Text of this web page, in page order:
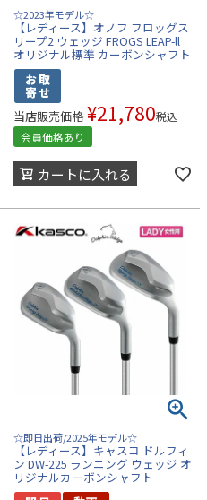
☆2023年モデル☆
【レディース】オノフ フロッグス
リープ2 ウェッジ FROGS LEAP-ll
オリジナル標準 カーボンシャフト
当店販売価格 ¥21,780税込
会員価格あり
カートに入れる
☆即日出荷/2025年モデル☆
【レディース】キャスコ ドルフィ
ン DW-225 ランニング ウェッジ オ
リジナルカーボンシャフト